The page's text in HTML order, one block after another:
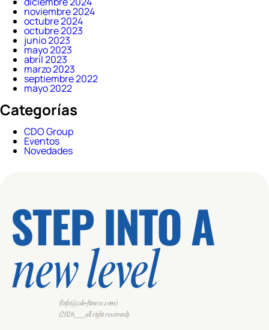
noviembre 2024
octubre 2024
octubre 2023
junio 2023
mayo 2023
abril 2023
marzo 2023
septiembre 2022
mayo 2022
Categorías
CDO Group
Eventos
Novedades
STEP INTO A
new level
(Info@cdo-fitness.com)
(2026___all right reserverd)